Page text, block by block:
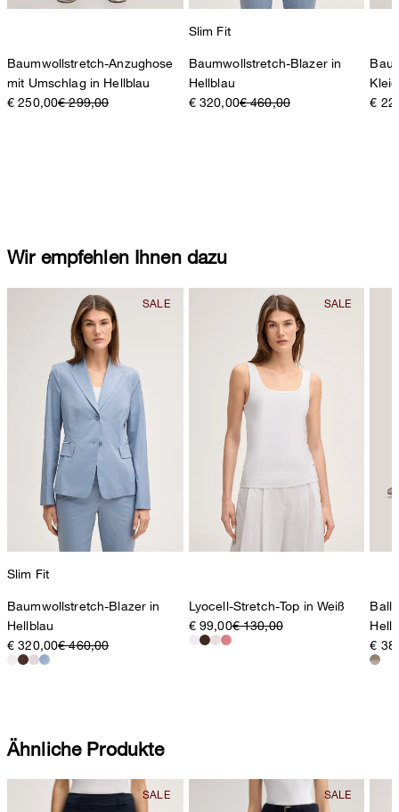
Baumwollstretch-Anzughose
mit Umschlag in Hellblau
€ 250,00€ 299,00
Slim Fit
Baumwollstretch-Blazer in
Hellblau
€ 320,00€ 460,00
€
Wir empfehlen Ihnen dazu
Slim Fit
Baumwollstretch-Blazer in
Hellblau
€ 320,00€ 460,00
Lyocell-Stretch-Top in Weiß
€ 99,00€ 130,00
€
Ähnliche Produkte